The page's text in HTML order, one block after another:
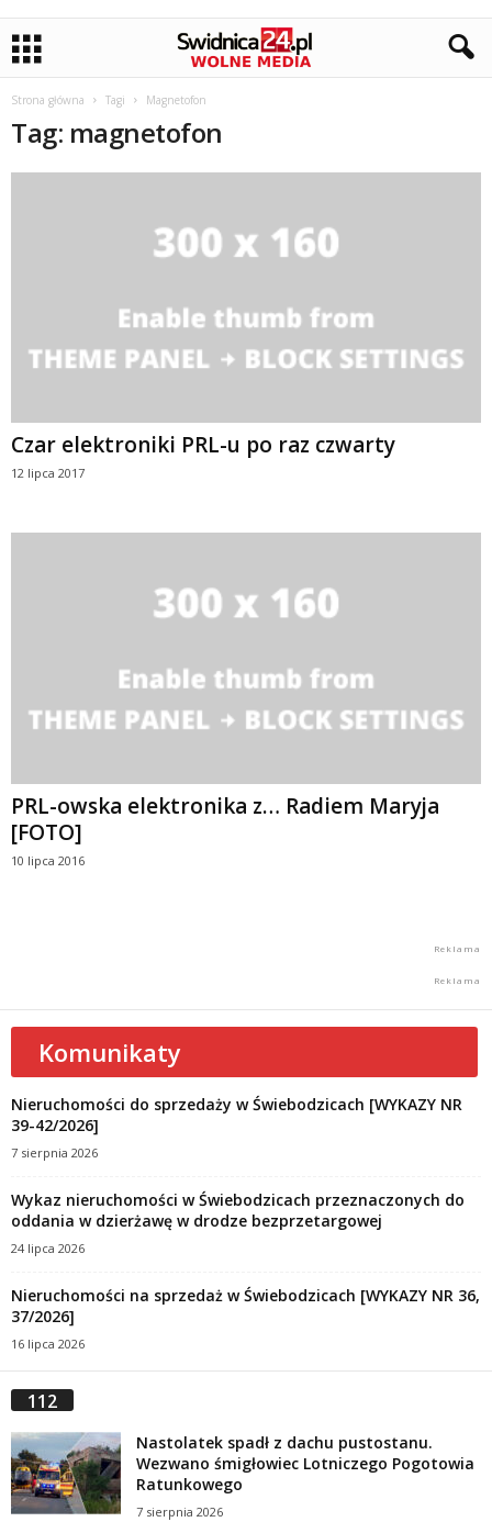
Strona główna Tagi Magnetofon
Tag: magnetofon
Czar elektroniki PRL-u po raz czwarty
12 lipca 2017
PRL-owska elektronika z… Radiem Maryja
[FOTO]
10 lipca 2016
Komunikaty
Nieruchomości do sprzedaży w Świebodzicach [WYKAZY NR
39-42/2026]
7 sierpnia 2026
Wykaz nieruchomości w Świebodzicach przeznaczonych do
oddania w dzierżawę w drodze bezprzetargowej
24 lipca 2026
Nieruchomości na sprzedaż w Świebodzicach [WYKAZY NR 36,
37/2026]
16 lipca 2026
112
Nastolatek spadł z dachu pustostanu.
Wezwano śmigłowiec Lotniczego Pogotowia
Ratunkowego
7 sierpnia 2026